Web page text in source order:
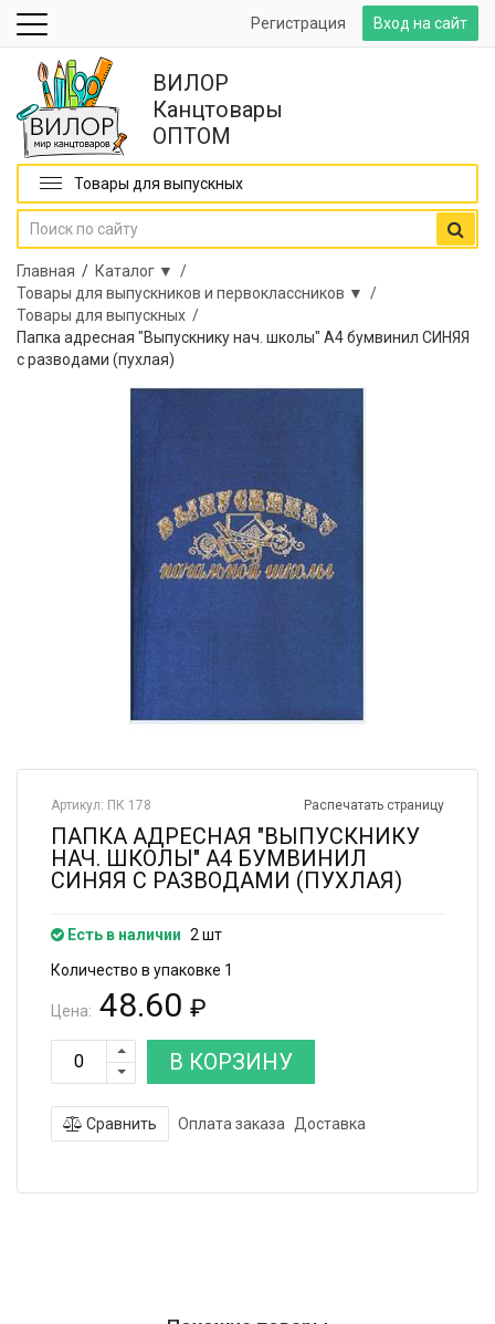
Вход на сайт
Регистрация
ВИЛОР
Канцтовары
ОПТОМ
Товары для выпускных
Главная / Каталог ▼ /
Товары для выпускников и первоклассников ▼ /
Товары для выпускных /
Папка адресная "Выпускнику нач. школы" А4 бумвинил СИНЯЯ
с разводами (пухлая)
Распечатать страницу
Артикул: ПК 178
ПАПКА АДРЕСНАЯ "ВЫПУСКНИКУ
НАЧ. ШКОЛЫ" А4 БУМВИНИЛ
СИНЯЯ С РАЗВОДАМИ (ПУХЛАЯ)
Есть в наличии 2 шт
Количество в упаковке 1
Цена: 48.60 ₽
В КОРЗИНУ
Сравнить Оплата заказа Доставка